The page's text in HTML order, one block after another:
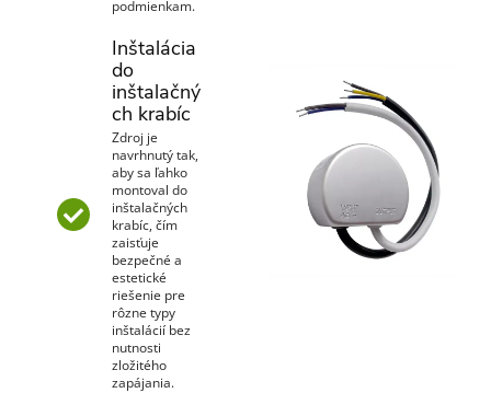
podmienkam.
Inštalácia
do
inštalačný
ch krabíc
Zdroj je
navrhnutý tak,
aby sa ľahko
montoval do
inštalačných
krabíc, čím
zaisťuje
bezpečné a
estetické
riešenie pre
rôzne typy
inštalácií bez
nutnosti
zložitého
zapájania.